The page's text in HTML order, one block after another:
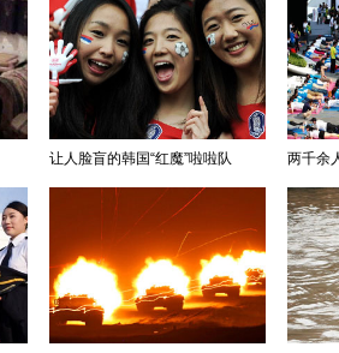
让人脸盲的韩国“红魔”啦啦队 两千余